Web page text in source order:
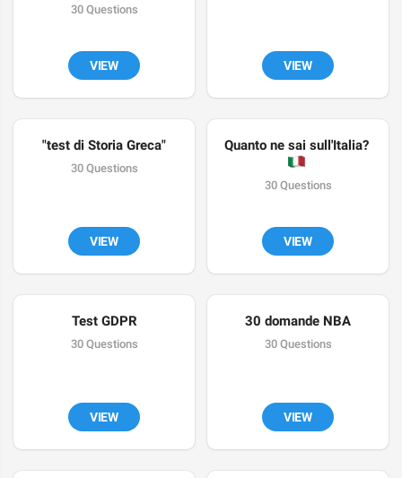
30 Questions
VIEW VIEW
"test di Storia Greca"
30 Questions
VIEW
Quanto ne sai sull'Italia?
30 Questions
VIEW
Test GDPR
30 Questions
VIEW
30 domande NBA
30 Questions
VIEW